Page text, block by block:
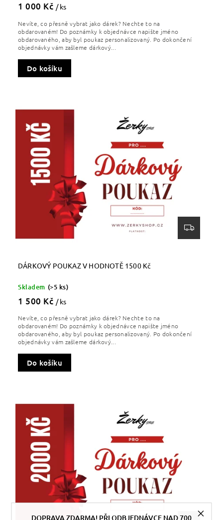
DOPRAVA ZDARMA! PŘI ODBJEDNÁVCE NAD 700
1 000 Kč / ks
Do košíku
Nevíte, co přesně vybrat jako dárek? Nechte to na
obdarovaném! Do poznámky k objednávce napište jméno
obdarovaného, aby byl poukaz personalizovaný. Po dokončení
objednávky vám zašleme dárkový...
DÁRKOVÝ POUKAZ V HODNOTĚ 1500 Kč
Skladem (>5 ks)
1 500 Kč / ks
Do košíku
Nevíte, co přesně vybrat jako dárek? Nechte to na
obdarovaném! Do poznámky k objednávce napište jméno
obdarovaného, aby byl poukaz personalizovaný. Po dokončení
objednávky vám zašleme dárkový...